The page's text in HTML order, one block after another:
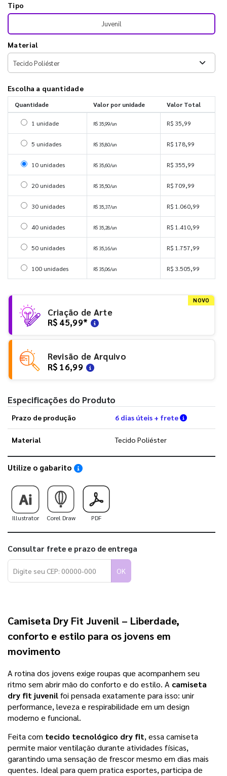
Tipo
Juvenil
Material
Escolha a quantidade
Quantidade Valor por unidade Valor Total
Selecionar 1 unidade
1 unidade R$ 35,99/un R$ 35,99
Selecionar 5 unidades
5 unidades R$ 35,80/un R$ 178,99
Selecionar 10 unidades
10 unidades R$ 35,60/un R$ 355,99
Selecionar 20 unidades
20 unidades R$ 35,50/un R$ 709,99
Selecionar 30 unidades
30 unidades R$ 35,37/un R$ 1.060,99
Selecionar 40 unidades
40 unidades R$ 35,28/un R$ 1.410,99
Selecionar 50 unidades
50 unidades R$ 35,16/un R$ 1.757,99
Selecionar 100 unidades
100 unidades R$ 35,06/un R$ 3.505,99
NOVO
Criação de Arte
R$ 45,99*
Revisão de Arquivo
R$ 16,99
Especificações do Produto
Prazo de produção 6 dias úteis + frete Verifique
Material Tecido Poliéster
Utilize o gabarito Saiba como utilizar os nossos gabaritos
Illustrator Corel Draw PDF
Consultar frete e prazo de entrega
OK
Camiseta Dry Fit Juvenil – Liberdade,
conforto e estilo para os jovens em
movimento
A rotina dos jovens exige roupas que acompanhem seu
ritmo sem abrir mão do conforto e do estilo. A camiseta
dry fit juvenilfoi pensada exatamente para isso: unir
performance, leveza e respirabilidade em um design
moderno e funcional.
Feita com tecido tecnológico dry fit, essa camiseta
permite maior ventilação durante atividades físicas,
garantindo uma sensação de frescor mesmo em dias mais
quentes. Ideal para quem pratica esportes, participa de